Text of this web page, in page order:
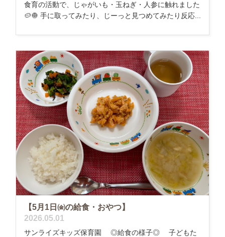
食育の活動で、じゃがいも・玉ねぎ・人参に触れました
🥔🧅 手に取ってみたり、じーっと見つめてみたり反応...
【5月1日㈮の給食・おやつ】
2026.05.01
サンライズキッズ保育園 ◎給食の様子◎ 子どもた